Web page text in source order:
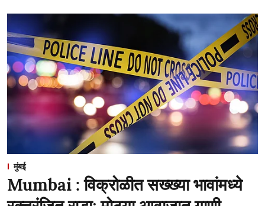
मुंबई
Mumbai : विक्रोळीत सख्ख्या भावांमध्ये